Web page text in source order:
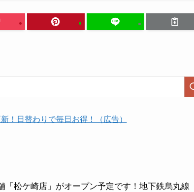
！日替わりで毎日お得！（広告）
松ケ崎店」がオープン予定です！地下鉄烏丸線